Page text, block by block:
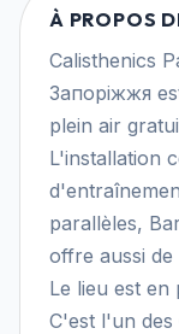
À PROPOS
Calisthenics
Запоріжжя
plein air
L'installation
parallèles,
offre aussi
Le lieu est en
C'est l'un des